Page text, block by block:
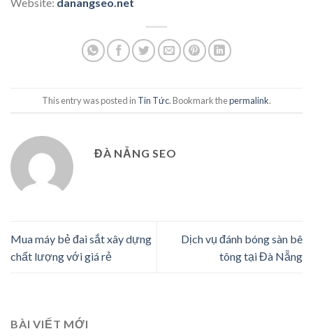
Website: danangseo.net
This entry was posted in Tin Tức. Bookmark thepermalink.
ĐÀ NẴNG SEO
Mua máy bẻ đai sắt xây dựng
chất lượng với giá rẻ
Dịch vụ đánh bóng sàn bê
tông tại Đà Nẵng
BÀI VIẾT MỚI